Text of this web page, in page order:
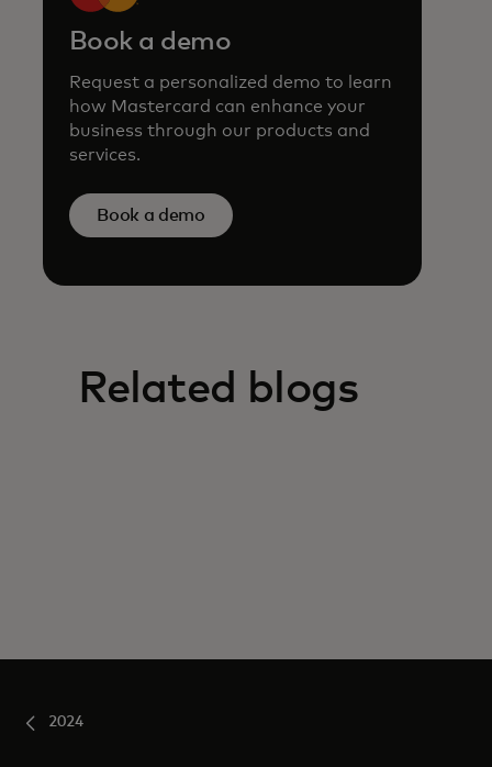
Book a demo
Request a personalized demo to learn
how Mastercard can enhance your
business through our products and
services.
Book a demo
Related blogs
2024